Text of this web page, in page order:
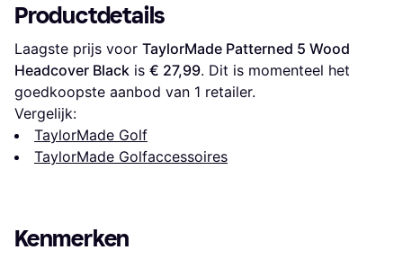
Productdetails
Laagste prijs voor TaylorMade Patterned 5 Wood
Headcover Black is € 27,99. Dit is momenteel het
goedkoopste aanbod van 1 retailer.
Vergelijk:
TaylorMade Golf
TaylorMade Golfaccessoires
Kenmerken